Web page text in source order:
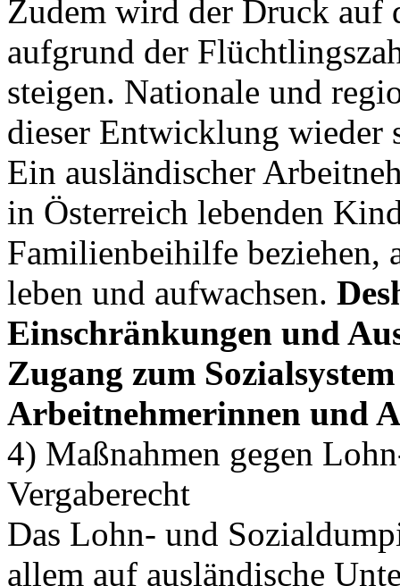
Zudem wird der Druck auf
aufgrund der
steigen. Nationale und
dieser Entwicklung wieder
Ein ausländischer
in Österreich lebenden
Familienbeihilfe beziehen,
leben und aufwachsen.
Einschränkungen und
Zugang zum
Arbeitnehmerinnen und
4) Maßnahmen gegen
Vergaberecht
Das Lohn- und
allem auf ausländische